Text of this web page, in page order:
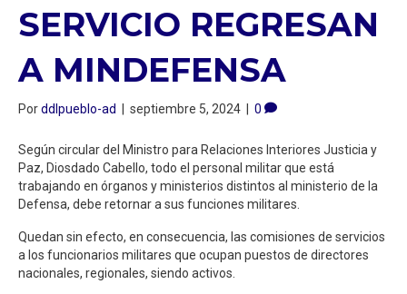
SERVICIO REGRESAN
A MINDEFENSA
Porddlpueblo-ad | septiembre 5, 2024 | 0
Según circular del Ministro para Relaciones Interiores Justicia y
Paz, Diosdado Cabello, todo el personal militar que está
trabajando en órganos y ministerios distintos al ministerio de la
Defensa, debe retornar a sus funciones militares.
Quedan sin efecto, en consecuencia, las comisiones de servicios
a los funcionarios militares que ocupan puestos de directores
nacionales, regionales, siendo activos.